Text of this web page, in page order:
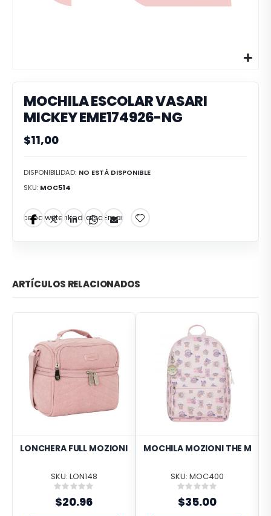
MOCHILA ESCOLAR VASARI
MICKEY EME174926-NG
$11,00
DISPONIBILIDAD: NO ESTÁ DISPONIBLE
SKU MOC514
FacebookTwitterLinkedInWhatsappEmail
ARTÍCULOS RELACIONADOS
LONCHERA FULL MOZIONI ROSADO MHF173190-RS
SKU: LON148
Rating:
0%
$20.96
MOCHILA MOZIONI THE
SKU: MOC400
Rating:
0%
$35.00